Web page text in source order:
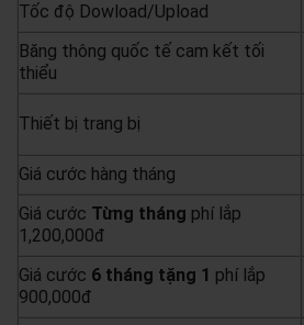
Tốc độ Dowload/Upload
Băng thông quốc tế cam kết tối
thiểu
Thiết bị trang bị
Giá cước hàng tháng
Giá cước Từng tháng phí lắp
1,200,000đ
Giá cước 6 tháng tặng 1 phí lắp
900,000đ